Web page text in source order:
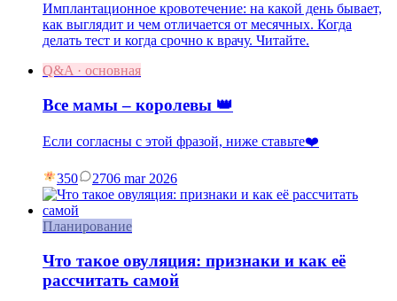
Имплантационное кровотечение: на какой день бывает,
как выглядит и чем отличается от месячных. Когда
делать тест и когда срочно к врачу. Читайте.
Q&A · основная
Все мамы – королевы 👑
Если согласны с этой фразой, ниже ставьте❤️
350 2706 mar 2026
Планирование
Что такое овуляция: признаки и как её
рассчитать самой